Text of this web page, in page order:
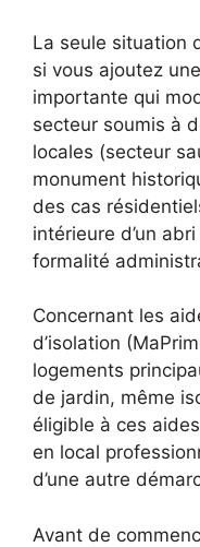
La seule situation
si vous ajoutez
importante qui
secteur soumis à
locales (secteur
monument
des cas
intérieure d’un
formalité
Concernant les
d’isolation
logements
de jardin, même
éligible à ces
en local
d’une autre
Avant de